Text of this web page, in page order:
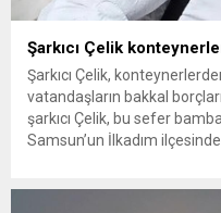
Şarkıcı Çelik
Şarkıcı Çelik,
vatandaşların bakkal
şarkıcı Çelik, bu sefer
Samsun’un İlkadım